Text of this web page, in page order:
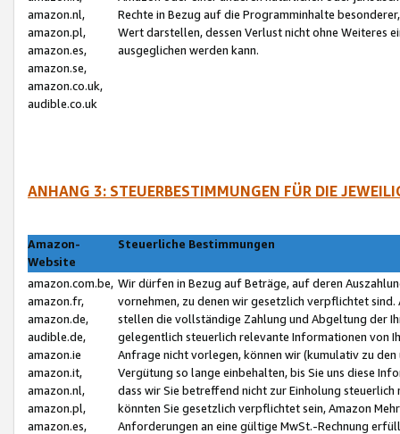
amazon.nl,
amazon.pl,
amazon.es,
amazon.se,
amazon.co.uk,
audible.co.uk
Rechte in Bezug auf die Programminhalte
Wert darstellen, dessen Verlust nicht ohne Weiteres
ausgeglichen werden kann.
ANHANG 3: STEUERBESTIMMUNGEN FÜR DIE
Amazon-
Website
Steuerliche Bestimmungen
amazon.com.be,
amazon.fr,
amazon.de,
audible.de,
amazon.ie
amazon.it,
amazon.nl,
amazon.pl,
amazon.es,
Wir dürfen in Bezug auf Beträge, auf deren
vornehmen, zu denen wir gesetzlich verpflichtet
stellen die vollständige Zahlung und Abgeltung der
gelegentlich steuerlich relevante Informationen von
Anfrage nicht vorlegen, können wir (kumulativ zu
Vergütung so lange einbehalten, bis Sie uns diese
dass wir Sie betreffend nicht zur Einholung
könnten Sie gesetzlich verpflichtet sein, Amazon
Anforderungen an eine gültige MwSt.-Rechnung